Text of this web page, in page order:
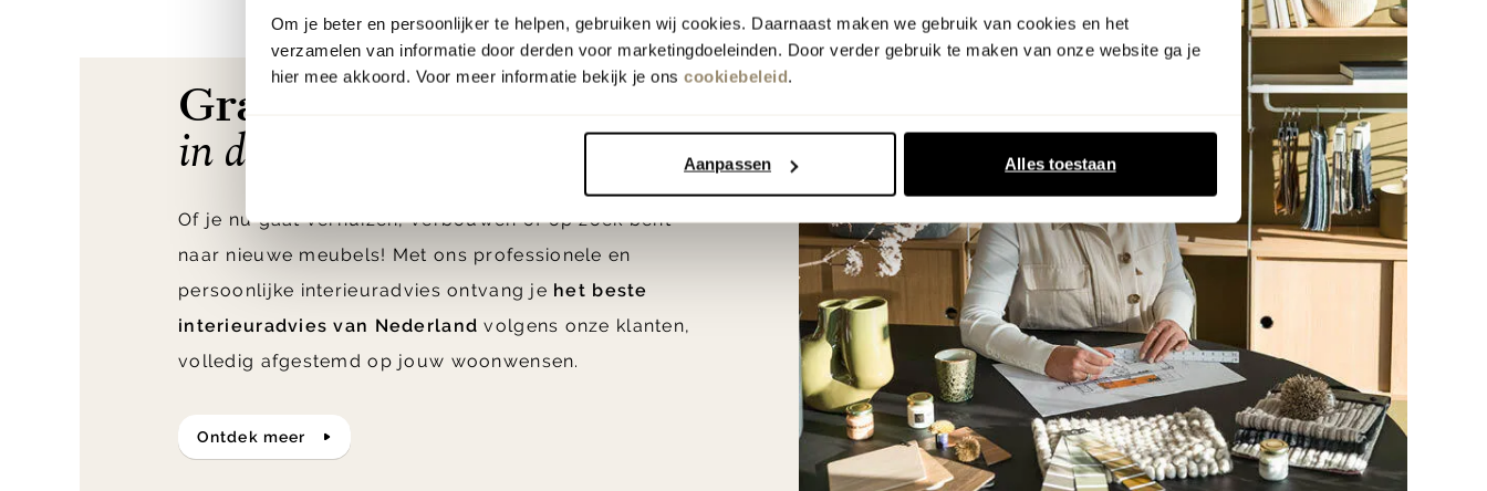
Om je beter en persoonlijker te helpen, gebruiken wij cookies. Daarnaast maken we gebruik van cookies en het
verzamelen van informatie door derden voor marketingdoeleinden. Door verder gebruik te maken van onze website ga je
hier mee akkoord. Voor meer informatie bekijk je ons cookiebeleid.
Aanpassen Alles toestaan
Gratis* interieuradvies
in de winkel & aan huis
Of je nu gaat verhuizen, verbouwen of op zoek bent
naar nieuwe meubels! Met ons professionele en
persoonlijke interieuradvies ontvang je het beste
interieuradvies van Nederland volgens onze klanten,
volledig afgestemd op jouw woonwensen.
ontdek meer